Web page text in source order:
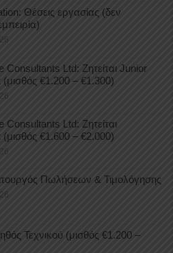
Θέσεις εργασίας (δεν
Consultants Ltd: Ζητείται Junior
€1.200 – €1.300)
Consultants Ltd: Ζητείται
€1.600 – €2.000)
Πωλήσεων & Τιμολόγησης
Τεχνικού (μισθός €1.200 –